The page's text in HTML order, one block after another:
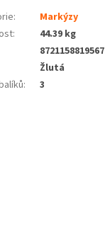
:
Markýzy
:
44.39 kg
8721158819567
Žlutá
: 3